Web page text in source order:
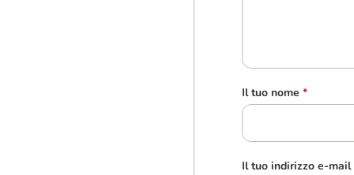
Il tuo nome *
Il tuo indirizzo e-mail